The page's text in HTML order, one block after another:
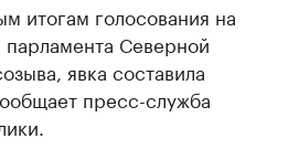
итогам голосования на
парламента Северной
явка составила
пресс-служба